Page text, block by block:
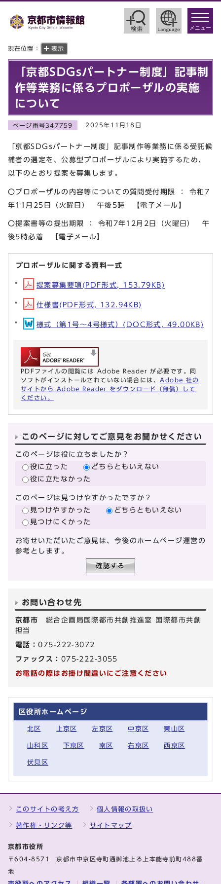
toggle
メニュー
現在位置： 表示
「京都SDGsパートナー制度」記事制
作等業務に係るプロポーザルの実施
について
ページ番号347759 2025年11月18日
「京都SDGsパートナー制度」記事制作等業務に係る受託候
補者の選定を、公募型プロポーザルにより実施するため、
以下のとおり提案を募集します。
〇プロポーザルの内容等についての質問受付期限 ： 令和7
年11月25日（火曜日） 午後5時 【電子メール】
〇提案書等の提出期限 ： 令和7年12月2日（火曜日） 午
後5時必着 【電子メール】
プロポーザルに関する資料一式
提案募集要項(PDF形式, 153.79KB)
仕様書(PDF形式, 132.94KB)
様式（第1号～4号様式）(DOC形式, 49.00KB)
PDFファイルの閲覧には Adobe Reader が必要です。同
ソフトがインストールされていない場合には、 Adobe 社の
サイトから Adobe Reader をダウンロード（無償）して
ください。
このページに対してご意見をお聞かせください
このページは役に立ちましたか？
役に立った
どちらともいえない
役に立たなかった
このページは見つけやすかったですか？
見つけやすかった
どちらともいえない
見つけにくかった
お寄せいただいたご意見は、今後のホームページ運営の
参考とします。
お問い合わせ先
京都市 総合企画局国際都市共創推進室 国際都市共創
担当
電話：075-222-3072
ファックス： 075-222-3055
お電話の際はお掛け間違いにご注意ください
区役所ホームページ
北区 上京区 左京区 中京区 東山区
山科区 下京区 南区 右京区 西京区
伏見区
このサイトの考え方 個人情報の取扱い
著作権・リンク等 サイトマップ
京都市役所
〒604-8571 京都市中京区寺町通御池上る上本能寺前町488番
地